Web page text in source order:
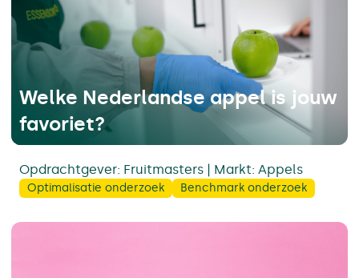
Opdrachtgever: Fruitmasters | Markt: Appels
Welke Nederlandse appel is jouw
favoriet?
Optimalisatie onderzoek Benchmark onderzoek